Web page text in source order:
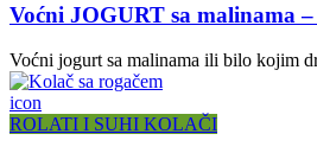
Voćni JOGURT sa malinama
Voćni jogurt sa malinama ili bilo kojim
icon
ROLATI I SUHI KOLAČI